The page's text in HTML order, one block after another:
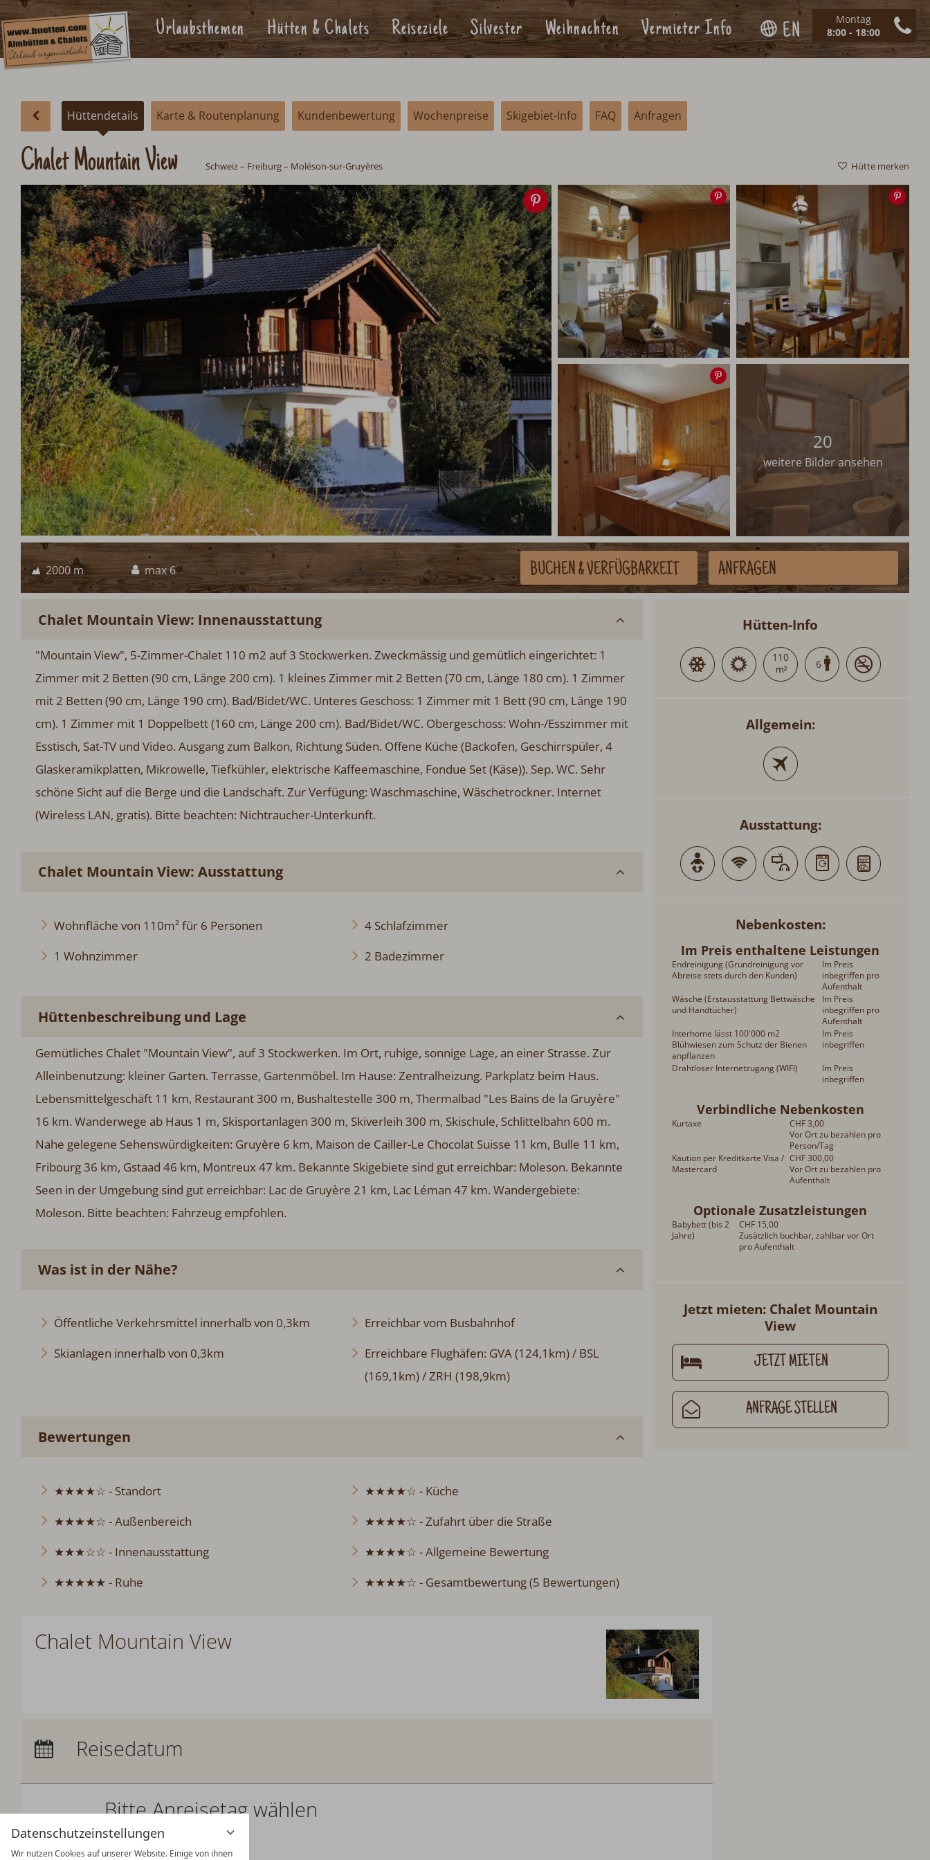
Datenschutzeinstellungen
Wir nutzen Cookies auf unserer Website. Einige von ihnen
Montag
8:00 - 18:00
Urlaubsthemen Hütten & Chalets Reiseziele Silvester Weihnachten Vermieter Info EN
Hüttendetails Karte & Routenplanung Kundenbewertung Wochenpreise Skigebiet-Info FAQ Anfragen
Hütte merken
Chalet Mountain View Schweiz– Freiburg – Moléson-sur-Gruyères
Speichern Speichern
Speichern
20
weitere Bilder ansehen
2000 m max 6 BUCHEN& VERFÜGBARKEIT ANFRAGEN
Chalet Mountain View: Innenausstattung
"Mountain View", 5-Zimmer-Chalet 110 m2 auf 3 Stockwerken. Zweckmässig und gemütlich eingerichtet: 1
Zimmer mit 2 Betten (90 cm, Länge 200 cm). 1 kleines Zimmer mit 2 Betten (70 cm, Länge 180 cm). 1 Zimmer
mit 2 Betten (90 cm, Länge 190 cm). Bad/Bidet/WC. Unteres Geschoss: 1 Zimmer mit 1 Bett (90 cm, Länge 190
cm). 1 Zimmer mit 1 Doppelbett (160 cm, Länge 200 cm). Bad/Bidet/WC. Obergeschoss: Wohn-/Esszimmer mit
Esstisch, Sat-TV und Video. Ausgang zum Balkon, Richtung Süden. Offene Küche (Backofen, Geschirrspüler, 4
Glaskeramikplatten, Mikrowelle, Tiefkühler, elektrische Kaffeemaschine, Fondue Set (Käse)). Sep. WC. Sehr
schöne Sicht auf die Berge und die Landschaft. Zur Verfügung: Waschmaschine, Wäschetrockner. Internet
(Wireless LAN, gratis). Bitte beachten: Nichtraucher-Unterkunft.
Chalet Mountain View: Ausstattung
Wohnfläche von 110m² für 6 Personen
1 Wohnzimmer
4 Schlafzimmer
2 Badezimmer
Hüttenbeschreibung und Lage
Gemütliches Chalet "Mountain View", auf 3 Stockwerken. Im Ort, ruhige, sonnige Lage, an einer Strasse. Zur
Alleinbenutzung: kleiner Garten. Terrasse, Gartenmöbel. Im Hause: Zentralheizung. Parkplatz beim Haus.
Lebensmittelgeschäft 11 km, Restaurant 300 m, Bushaltestelle 300 m, Thermalbad "Les Bains de la Gruyère"
16 km. Wanderwege ab Haus 1 m, Skisportanlagen 300 m, Skiverleih 300 m, Skischule, Schlittelbahn 600 m.
Nahe gelegene Sehenswürdigkeiten: Gruyère 6 km, Maison de Cailler-Le Chocolat Suisse 11 km, Bulle 11 km,
Fribourg 36 km, Gstaad 46 km, Montreux 47 km. Bekannte Skigebiete sind gut erreichbar: Moleson. Bekannte
Seen in der Umgebung sind gut erreichbar: Lac de Gruyère 21 km, Lac Léman 47 km. Wandergebiete:
Moleson. Bitte beachten: Fahrzeug empfohlen.
Was ist in der Nähe?
Öffentliche Verkehrsmittel innerhalb von 0,3km
Skianlagen innerhalb von 0,3km
Erreichbar vom Busbahnhof
Erreichbare Flughäfen: GVA (124,1km) / BSL
(169,1km) / ZRH (198,9km)
Bewertungen
★★★★☆ - Standort
★★★★☆ - Außenbereich
★★★☆☆ - Innenausstattung
★★★★★ - Ruhe
★★★★☆ - Küche
★★★★☆ - Zufahrt über die Straße
★★★★☆ - Allgemeine Bewertung
★★★★☆ - Gesamtbewertung (5 Bewertungen)
Hütten-Info
110
6
Allgemein:
Ausstattung:
Nebenkosten
Im Preis enthaltene Leistungen
Endreinigung (Grundreinigung vor
Abreise stets durch den Kunden)
Im Preis
inbegriffen pro
Aufenthalt
Wäsche (Erstausstattung Bettwäsche
und Handtücher)
Im Preis
inbegriffen pro
Aufenthalt
Interhome lässt 100'000 m2
Blühwiesen zum Schutz der Bienen
anpflanzen
Im Preis
inbegriffen
Drahtloser Internetzugang (WIFI)
Im Preis
inbegriffen
Verbindliche Nebenkosten
Kurtaxe
CHF 3,00
Vor Ort zu bezahlen pro
Person/Tag
Kaution per Kreditkarte Visa /
Mastercard
CHF 300,00
Vor Ort zu bezahlen pro
Aufenthalt
Optionale Zusatzleistungen
Babybett (bis 2
Jahre)
CHF 15,00
Zusätzlich buchbar, zahlbar vor Ort
pro Aufenthalt
Jetzt mieten: Chalet Mountain
View
JETZT MIETEN
ANFRAGE STELLEN
Chalet Mountain View
Übernachtungen:
Reisedatum
Bitte Anreisetag wählen
Bitte wählen Sie Ihren Anreisetag.